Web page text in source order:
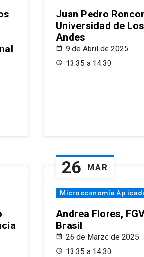
Juan Pedro
Universidad de Los
Andes
9 de Abril de 2025
13:35 a 14:30
26 MAR
Microeconomía
Andrea Flores,
Brasil
26 de Marzo de 2025
13:35 a 14:30